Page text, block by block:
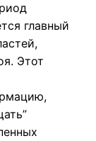
главный
Этот